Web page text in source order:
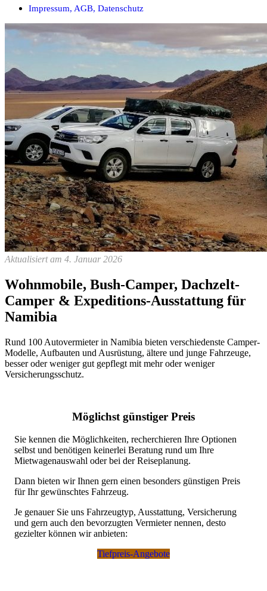
Impressum, AGB, Datenschutz
Aktualisiert am 4. Januar 2026
Wohnmobile, Bush-Camper, Dachzelt-
Camper & Expeditions-Ausstattung für
Namibia
Rund 100 Autovermieter in Namibia bieten verschiedenste Camper-
Modelle, Aufbauten und Ausrüstung, ältere und junge Fahrzeuge,
besser oder weniger gut gepflegt mit mehr oder weniger
Versicherungsschutz.
Möglichst günstiger Preis
Sie kennen die Möglichkeiten, recherchieren Ihre Optionen
selbst und benötigen keinerlei Beratung rund um Ihre
Mietwagenauswahl oder bei der Reiseplanung.
Dann bieten wir Ihnen gern einen besonders günstigen Preis
für Ihr gewünschtes Fahrzeug.
Je genauer Sie uns Fahrzeugtyp, Ausstattung, Versicherung
und gern auch den bevorzugten Vermieter nennen, desto
gezielter können wir anbieten:
Tiefpreis-Angebote